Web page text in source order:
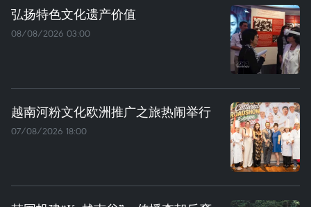
弘扬特色文化遗产价值
08/08/2026 03:00
越南河粉文化欧洲推广之旅热闹举行
07/08/2026 18:00